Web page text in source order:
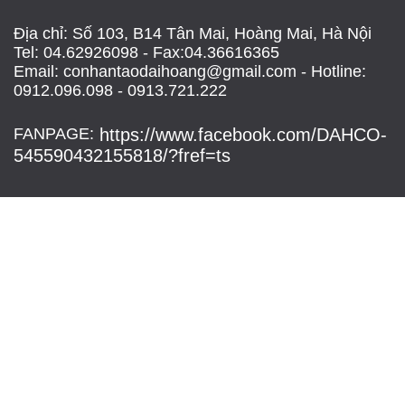
Địa chỉ: Số 103, B14 Tân Mai, Hoàng Mai, Hà Nội
Tel: 04.62926098 - Fax:04.36616365
Email: conhantaodaihoang@gmail.com - Hotline:
0912.096.098 - 0913.721.222
FANPAGE: https://www.facebook.com/DAHCO-
545590432155818/?fref=ts